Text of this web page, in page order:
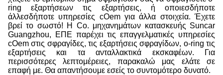
ring εξαρτήσεων τις εξαρτήσεις, ή οποιεσδήποτε
άλλεσδήποτε υπηρεσίες cOem για άλλα στοιχεία. Έχετε
βρεί το σωστό! Η Co. μηχανημάτων κατασκευής Suncar
Guangzhou, ΕΠΕ παρέχει τις επαγγελματικές υπηρεσίες
cOem στις σφραγίδες, τις εξαρτήσεις σφραγίδων, o-ring τις
εξαρτήσεις και τα ανταλλακτικά εκσκαφέων. Για
περισσότερες λεπτομέρειες, παρακαλώ μας ελάτε σε
επαφή με. Θα απαντήσουμε εσείς το συντομότερο δυνατό.